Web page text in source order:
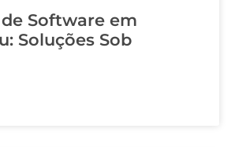
Software em
Soluções Sob